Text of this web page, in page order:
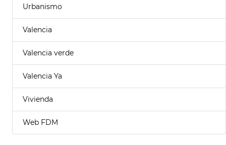
Urbanismo
Valencia
Valencia verde
Valencia Ya
Vivienda
Web FDM